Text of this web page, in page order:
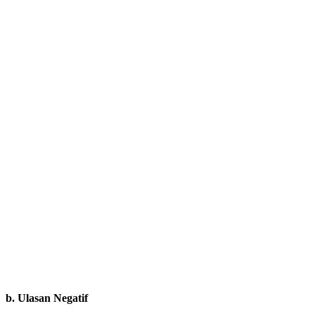
b. Ulasan Negatif